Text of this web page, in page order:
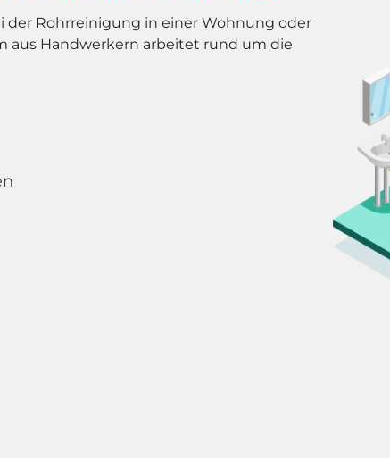
der Rohrreinigung in einer Wohnung oder
aus Handwerkern arbeitet rund um die